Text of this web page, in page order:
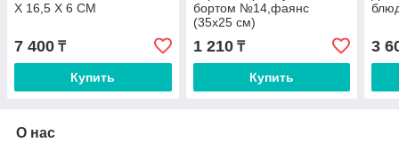
Х 16,5 Х 6 СМ
7 400 ₸
Купить
бортом №14,фаянс
(35х25 см)
1 210₸
Купить
3
О нас